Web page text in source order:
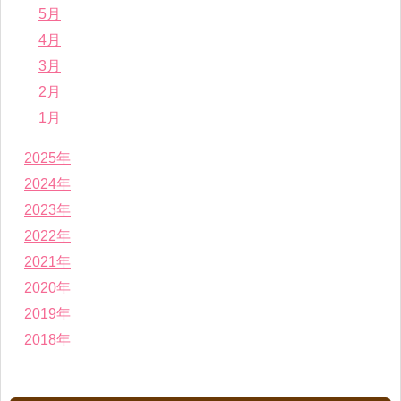
5月
4月
3月
2月
1月
2025年
2024年
2023年
2022年
2021年
2020年
2019年
2018年